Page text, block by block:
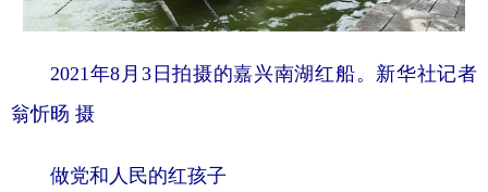
2021年8月3日拍摄的嘉兴南湖红船。新华社记者
翁忻旸 摄
做党和人民的红孩子